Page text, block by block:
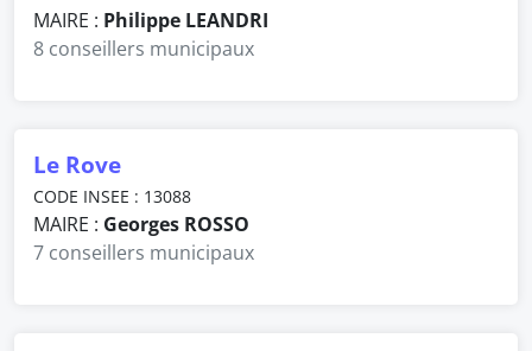
MAIRE : Philippe LEANDRI
8 conseillers municipaux
Le Rove
CODE INSEE : 13088
MAIRE : Georges ROSSO
7 conseillers municipaux